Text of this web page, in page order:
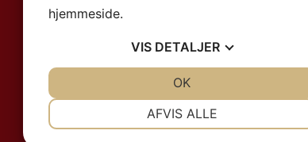
hjemmeside.
VIS DETALJER
AFVIS ALLE
OK